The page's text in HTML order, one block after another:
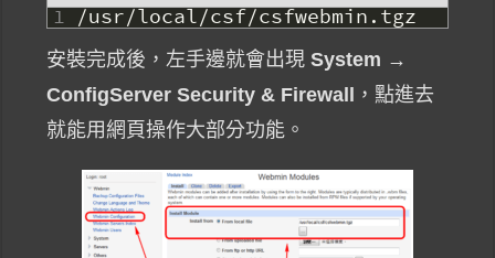
1 /usr/local/csf/csfwebmin.tgz
安裝完成後，左手邊就會出現System →
ConfigServer Security & Firewall ，點進去
就能用網頁操作大部分功能。